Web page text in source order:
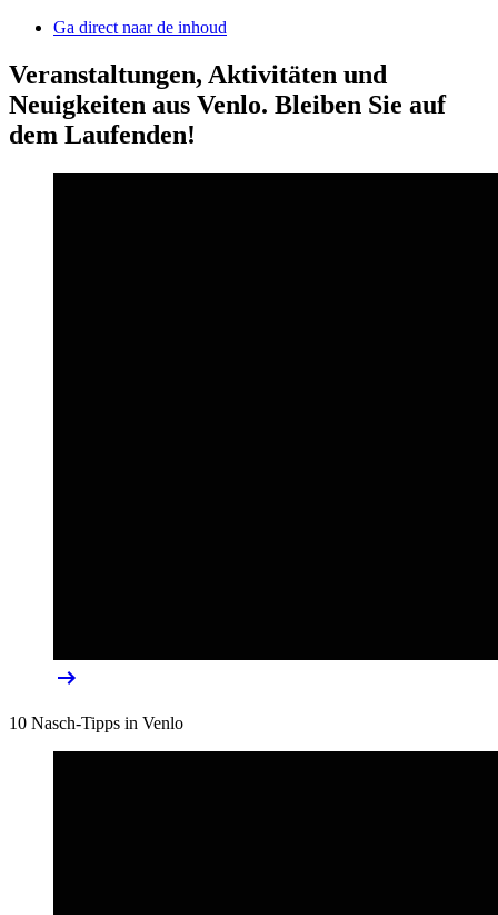
Ga direct naar de inhoud
Veranstaltungen, Aktivitäten und
Neuigkeiten aus Venlo. Bleiben Sie auf
dem Laufenden!
10 Nasch-Tipps in Venlo